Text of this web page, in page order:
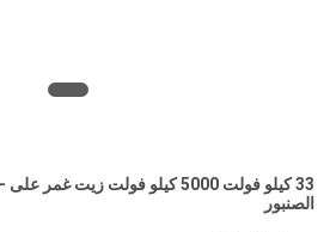
33 كيلو فولت 5000 كيلو فولت زيت
الصنبور